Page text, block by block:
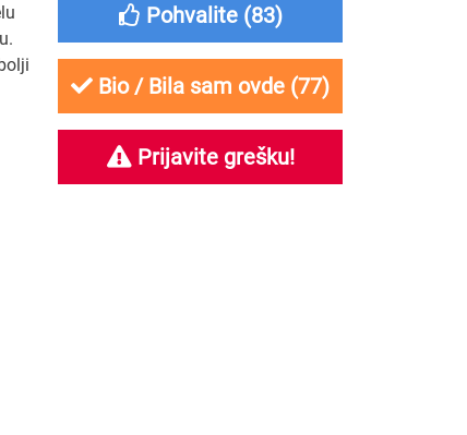
Pohvalite (83)
Bio / Bila sam ovde (77)
Prijavite grešku!